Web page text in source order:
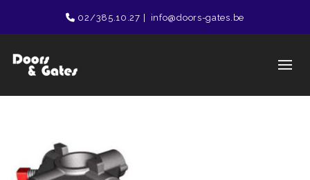
02/385.10.27 info@doors-gates.be